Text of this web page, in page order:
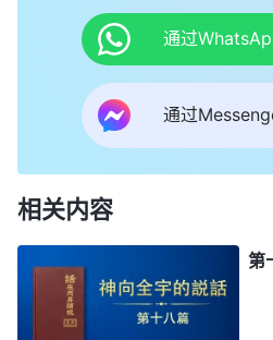
通过
通过
相关内容
第